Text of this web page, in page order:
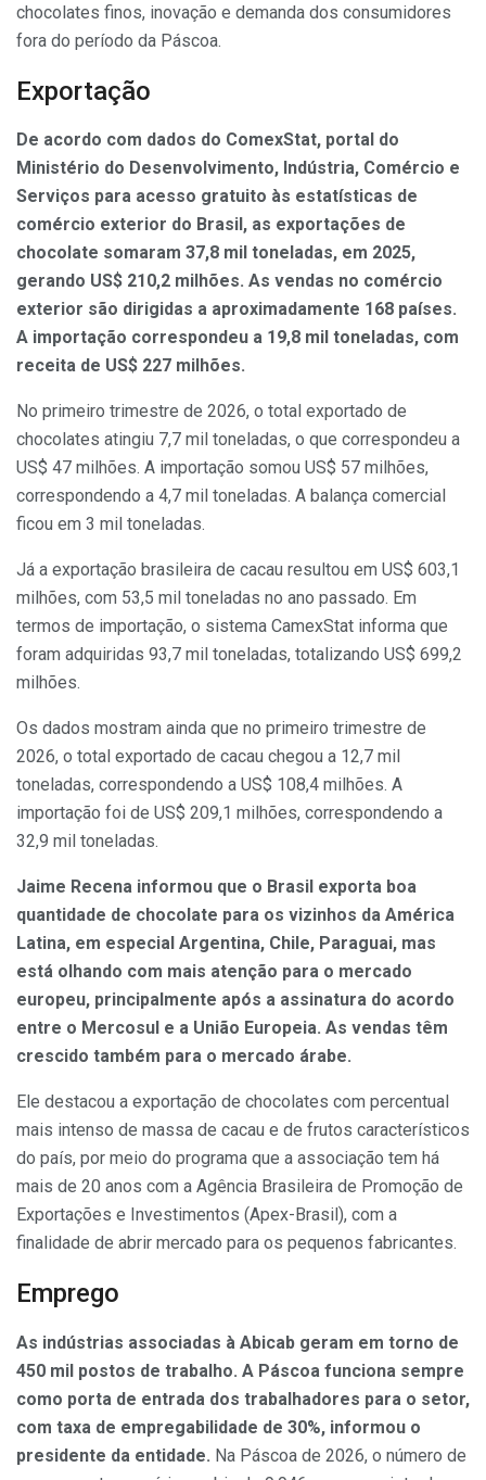
chocolates finos, inovação e demanda dos consumidores
fora do período da Páscoa.
Exportação
De acordo com dados do ComexStat, portal do
Ministério do Desenvolvimento, Indústria, Comércio e
Serviços para acesso gratuito às estatísticas de
comércio exterior do Brasil, as exportações de
chocolate somaram 37,8 mil toneladas, em 2025,
gerando US$ 210,2 milhões. As vendas no comércio
exterior são dirigidas a aproximadamente 168 países.
A importação correspondeu a 19,8 mil toneladas, com
receita de US$ 227 milhões.
No primeiro trimestre de 2026, o total exportado de
chocolates atingiu 7,7 mil toneladas, o que correspondeu a
US$ 47 milhões. A importação somou US$ 57 milhões,
correspondendo a 4,7 mil toneladas. A balança comercial
ficou em 3 mil toneladas.
Já a exportação brasileira de cacau resultou em US$ 603,1
milhões, com 53,5 mil toneladas no ano passado. Em
termos de importação, o sistema CamexStat informa que
foram adquiridas 93,7 mil toneladas, totalizando US$ 699,2
milhões.
Os dados mostram ainda que no primeiro trimestre de
2026, o total exportado de cacau chegou a 12,7 mil
toneladas, correspondendo a US$ 108,4 milhões. A
importação foi de US$ 209,1 milhões, correspondendo a
32,9 mil toneladas.
Jaime Recena informou que o Brasil exporta boa
quantidade de chocolate para os vizinhos da América
Latina, em especial Argentina, Chile, Paraguai, mas
está olhando com mais atenção para o mercado
europeu, principalmente após a assinatura do acordo
entre o Mercosul e a União Europeia. As vendas têm
crescido também para o mercado árabe.
Ele destacou a exportação de chocolates com percentual
mais intenso de massa de cacau e de frutos característicos
do país, por meio do programa que a associação tem há
mais de 20 anos com a Agência Brasileira de Promoção de
Exportações e Investimentos (Apex-Brasil), com a
finalidade de abrir mercado para os pequenos fabricantes.
Emprego
As indústrias associadas à Abicab geram em torno de
450 mil postos de trabalho. A Páscoa funciona sempre
como porta de entrada dos trabalhadores para o setor,
com taxa de empregabilidade de 30%, informou o
presidente da entidade. Na Páscoa de 2026, o número de